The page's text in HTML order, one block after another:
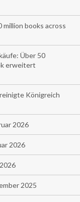
books across
Über 50
erweitert
Königreich
2026
2026
2025